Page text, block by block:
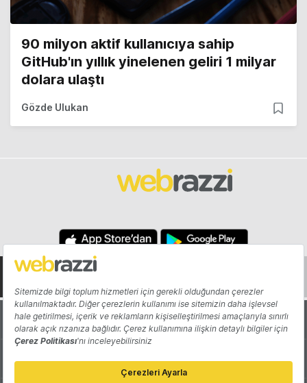
90 milyon aktif kullanıcıya sahip
GitHub'ın yıllık yinelenen geliri 1 milyar
dolara ulaştı
Gözde Ulukan
Hakkında Yazarlar
Katkıda Bulun Reklam